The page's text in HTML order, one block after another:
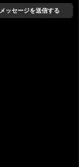
メッセージを送信する